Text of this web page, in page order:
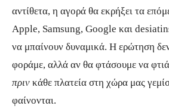
αντίθετα, η αγορά θα εκρήξει τα
Apple, Samsung, Google και
να μπαίνουν δυναμικά. Η ερώτηση
φοράμε, αλλά αν θα φτάσουμε να
πριν κάθε πλατεία στη χώρα μας
φαίνονται.